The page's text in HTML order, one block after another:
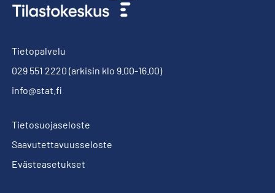
Tietopalvelu
029 551 2220 (arkisin klo 9.00-16.00)
info@stat.fi
Tietosuojaseloste
Saavutettavuusseloste
Evästeasetukset